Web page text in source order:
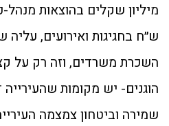
מיליון שקלים בהוצאות
השכרת משרדים, וזה רק על
הוגנים- יש מקומות